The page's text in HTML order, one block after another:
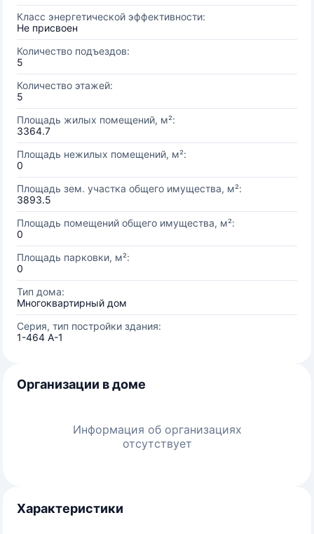
Класс энергетической эффективности:
Не присвоен
Количество подъездов:
5
Количество этажей:
5
Площадь жилых помещений, м²:
3364.7
Площадь нежилых помещений, м²:
0
Площадь зем. участка общего имущества, м²:
3893.5
Площадь помещений общего имущества, м²:
0
Площадь парковки, м²:
0
Тип дома:
Многоквартирный дом
Серия, тип постройки здания:
1-464 А-1
Организации в доме
Информация об организациях
отсутствует
Характеристики